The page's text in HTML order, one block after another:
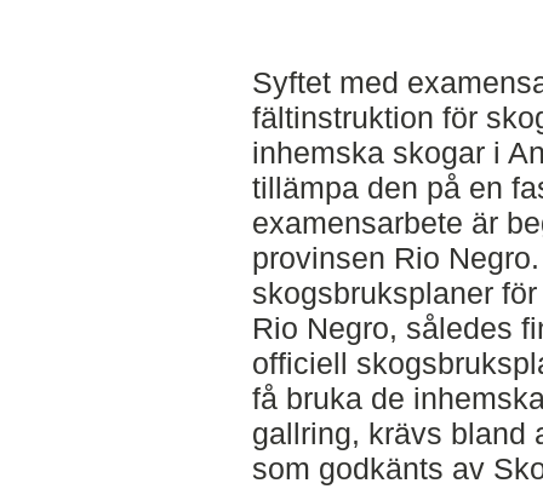
Syftet med
fältinstruktion för
inhemska skogar i
tillämpa den på en
examensarbete är
provinsen Rio
skogsbruksplaner
Rio Negro, således
officiell
få bruka de
gallring, krävs bland
som godkänts av